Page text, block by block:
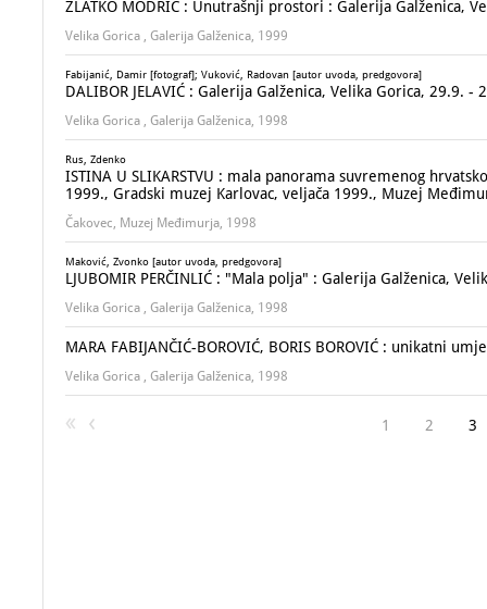
ZLATKO MODRIĆ : Unutrašnji prostori : Galerija Galženica,
Velika Gorica , Galerija Galženica, 1999
Fabijanić, Damir [fotograf]; Vuković, Radovan [autor uvoda, predgovora]
DALIBOR JELAVIĆ : Galerija Galženica, Velika Gorica, 29.9. -
Velika Gorica , Galerija Galženica, 1998
Rus, Zdenko
ISTINA U SLIKARSTVU : mala panorama suvremenog
1999., Gradski muzej Karlovac, veljača 1999., Muzej
Čakovec, Muzej Međimurja, 1998
Maković, Zvonko [autor uvoda, predgovora]
LJUBOMIR PERČINLIĆ : "Mala polja" : Galerija Galženica,
Velika Gorica , Galerija Galženica, 1998
MARA FABIJANČIĆ-BOROVIĆ, BORIS BOROVIĆ : unikatni
Velika Gorica , Galerija Galženica, 1998
1 2 3